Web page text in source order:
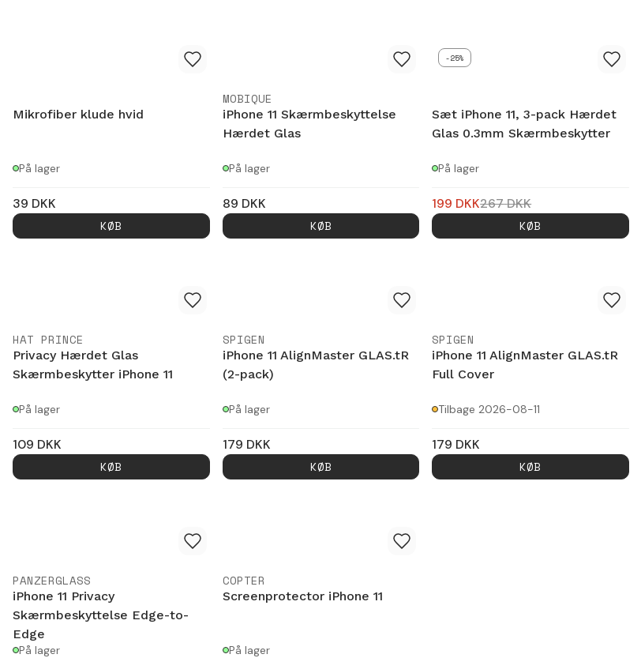
Mikrofiber klude hvid
På lager
39 DKK
KØB
MOBIQUE
iPhone 11 Skærmbeskyttelse
Hærdet Glas
På lager
89 DKK
KØB
-25%
Sæt iPhone 11, 3-pack Hærdet
Glas 0.3mm Skærmbeskytter
På lager
199 DKK267DKK
KØB
HAT PRINCE
Privacy Hærdet Glas
Skærmbeskytter iPhone 11
På lager
109 DKK
KØB
SPIGEN
iPhone 11 AlignMaster GLAS.tR
(2-pack)
På lager
179 DKK
KØB
SPIGEN
iPhone 11 AlignMaster GLAS.tR
Full Cover
Tilbage 2026-08-11
179 DKK
KØB
PANZERGLASS
iPhone 11 Privacy
Skærmbeskyttelse Edge-to-
Edge
På lager
COPTER
Screenprotector iPhone 11
På lager